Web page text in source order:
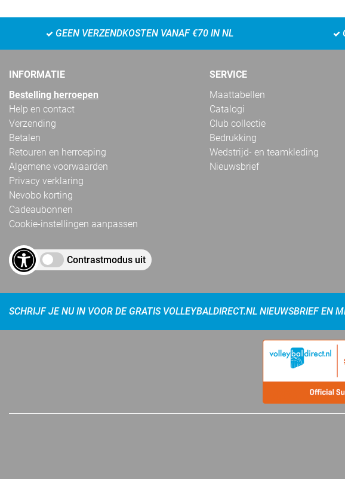
GEEN VERZENDKOSTEN VANAF €70 IN NL
INFORMATIE
Bestelling herroepen
Help en contact
Verzending
Betalen
Retouren en herroeping
Algemene voorwaarden
Privacy verklaring
Nevobo korting
Cadeaubonnen
Cookie-instellingen aanpassen
Contrastmodus uit
SERVICE
Maattabellen
Catalogi
Club collectie
Bedrukking
Wedstrijd- en teamkleding
Nieuwsbrief
SCHRIJF JE NU IN VOOR DE GRATIS VOLLEYBALDIRECT.NL NIEUWSBRIEF EN